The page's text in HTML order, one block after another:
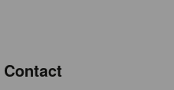
Contact